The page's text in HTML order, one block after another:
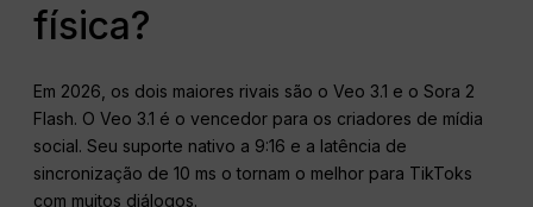
física?
Em 2026, os dois maiores rivais são o Veo 3.1 e o Sora 2
Flash. O Veo 3.1 é o vencedor para os criadores de mídia
social. Seu suporte nativo a 9:16 e a latência de
sincronização de 10 ms o tornam o melhor para TikToks
com muitos diálogos.